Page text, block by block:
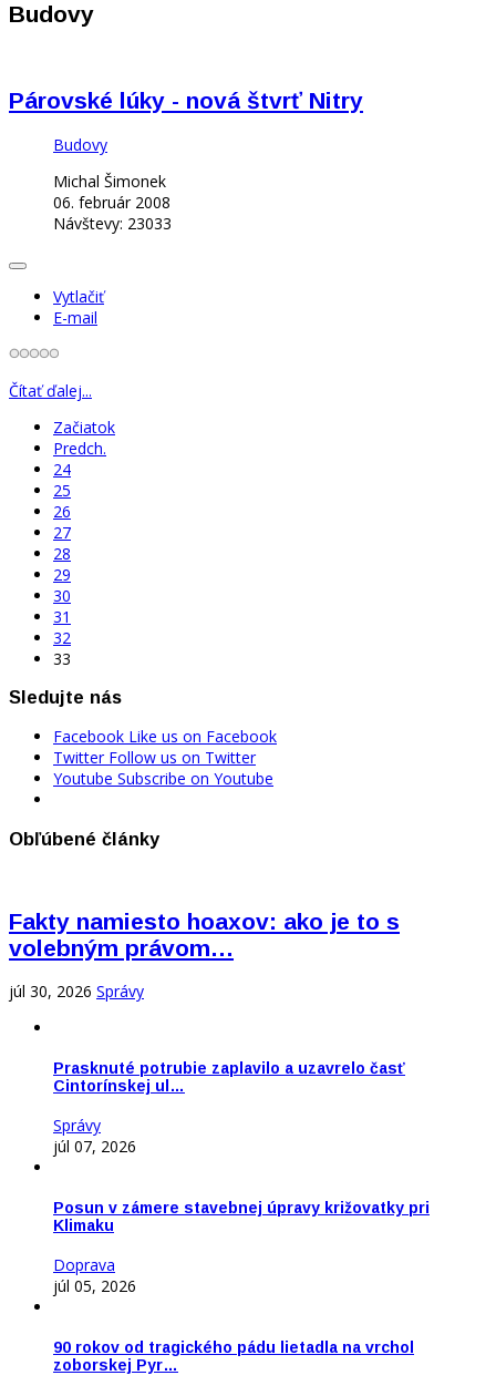
Budovy
Párovské lúky - nová štvrť Nitry
Budovy
Michal Šimonek
06. február 2008
Návštevy: 23033
Vytlačiť
E-mail
Čítať ďalej...
Začiatok
Predch.
24
25
26
27
28
29
30
31
32
33
Sledujte nás
Facebook Like us on Facebook
Twitter Follow us on Twitter
Youtube Subscribe on Youtube
Obľúbené články
Fakty namiesto hoaxov: ako je to s
volebným právom…
júl 30, 2026 Správy
Prasknuté potrubie zaplavilo a uzavrelo časť
Cintorínskej ul…
Správy
júl 07, 2026
Posun v zámere stavebnej úpravy križovatky pri
Klimaku
Doprava
júl 05, 2026
90 rokov od tragického pádu lietadla na vrchol
zoborskej Pyr…